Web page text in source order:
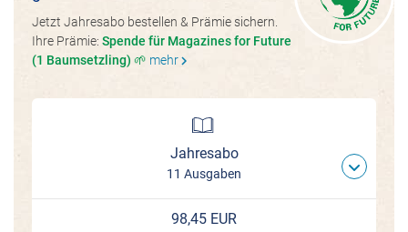
Jetzt Jahresabo bestellen & Prämie sichern.
Ihre Prämie: Spende für Magazines for Future
(1 Baumsetzling) 🌱 mehrchevron_right
Jahresabo
11 Ausgaben
98,45 EUR